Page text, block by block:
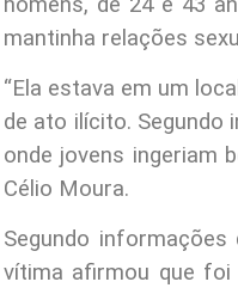
mantinha relações
“Ela estava em um
de ato ilícito. Segundo
onde jovens ingeriam
Célio Moura.
Segundo informações
vítima afirmou que foi